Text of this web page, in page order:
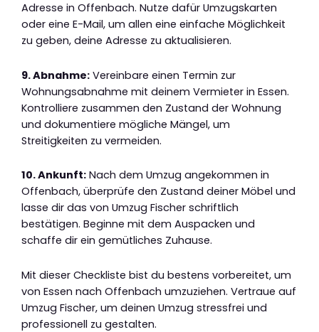
Adresse in Offenbach. Nutze dafür Umzugskarten
oder eine E-Mail, um allen eine einfache Möglichkeit
zu geben, deine Adresse zu aktualisieren.
9. Abnahme: Vereinbare einen Termin zur
Wohnungsabnahme mit deinem Vermieter in Essen.
Kontrolliere zusammen den Zustand der Wohnung
und dokumentiere mögliche Mängel, um
Streitigkeiten zu vermeiden.
10. Ankunft: Nach dem Umzug angekommen in
Offenbach, überprüfe den Zustand deiner Möbel und
lasse dir das von Umzug Fischer schriftlich
bestätigen. Beginne mit dem Auspacken und
schaffe dir ein gemütliches Zuhause.
Mit dieser Checkliste bist du bestens vorbereitet, um
von Essen nach Offenbach umzuziehen. Vertraue auf
Umzug Fischer, um deinen Umzug stressfrei und
professionell zu gestalten.